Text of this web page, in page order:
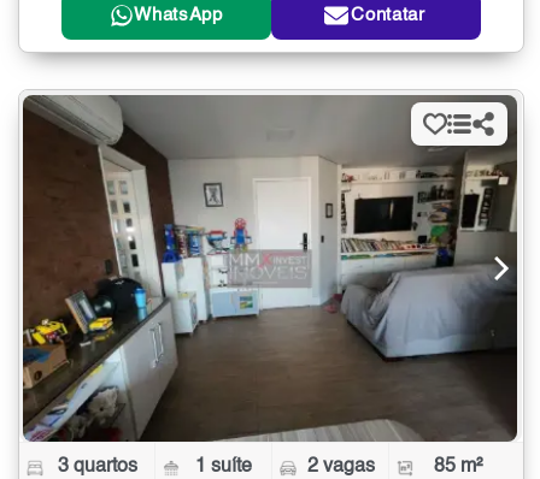
WhatsApp Contatar
3 quartos 1 suíte 2 vagas 85 m²